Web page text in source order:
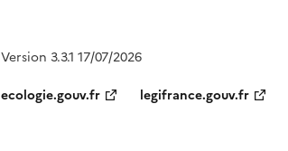
Version 3.3.1 17/07/2026
ecologie.gouv.fr
legifrance.gouv.fr